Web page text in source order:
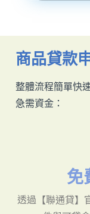
商品貸款
整體流程簡單快
急需資金：
免
透過【聯通貸】